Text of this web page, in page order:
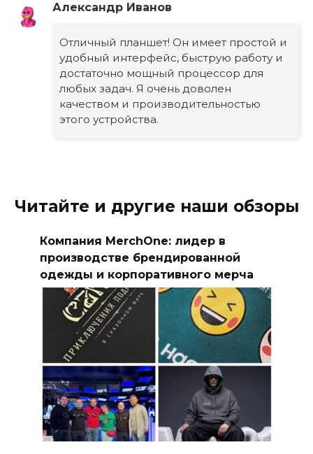
Александр Иванов
Отличный планшет! Он имеет простой и
удобный интерфейс, быструю работу и
достаточно мощный процессор для
любых задач. Я очень доволен
качеством и производительностью
этого устройства.
Читайте и другие наши обзоры
Компания MerchOne: лидер в
производстве брендированной
одежды и корпоративного мерча